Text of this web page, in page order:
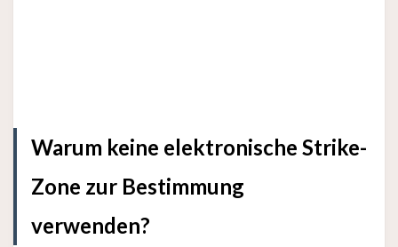
Warum keine elektronische Strike-
Zone zur Bestimmung
verwenden?